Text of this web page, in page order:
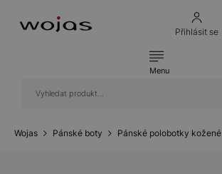
Přihlásit se
Menu
Wojas Pánské boty Pánské polobotky kožené